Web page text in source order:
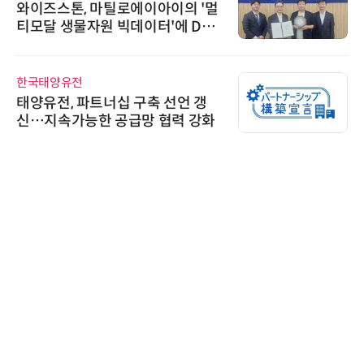
와이즈스톤, 마틸로에이아이의 '멀
티모달 생물자원 빅데이터'에 DQ
한국태양유전
태양유전, 파트너십 구축 선언 갱
신…지속가능한 공급망 협력 강화